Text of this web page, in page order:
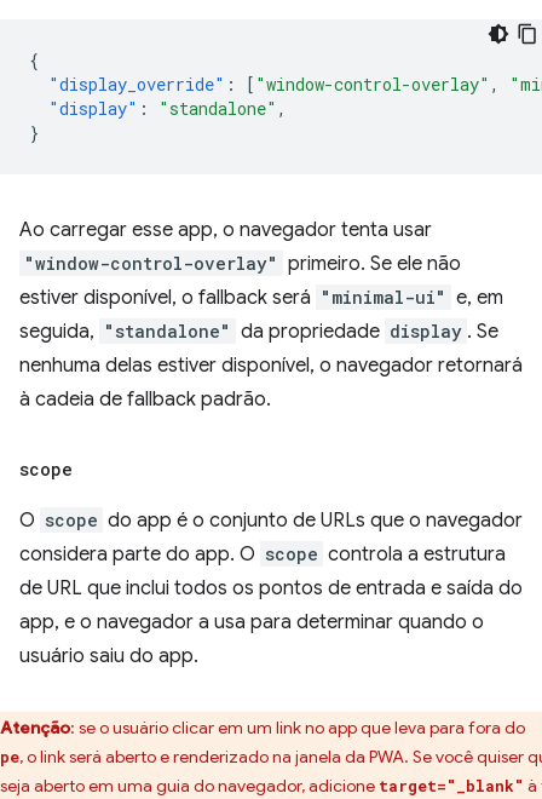
{
"display_override" : [ "window-control-overlay" ,
"display" : "standalone" ,
}
Ao carregar esse app, o navegador tenta usar
"window-control-overlay" primeiro. Se ele não
estiver disponível, o fallback será "minimal-ui" e, em
seguida, "standalone" da propriedade display . Se
nenhuma delas estiver disponível, o navegador retornará
à cadeia de fallback padrão.
scope
O scope do app é o conjunto de URLs que o navegador
considera parte do app. O scope controla a estrutura
de URL que inclui todos os pontos de entrada e saída do
app, e o navegador a usa para determinar quando o
usuário saiu do app.
Atenção: se o usuário clicar em um link no app que leva para fora do
, o link será aberto e renderizado na janela da PWA. Se você quiser
aberto em uma guia do navegador, adicione target="_blank" à